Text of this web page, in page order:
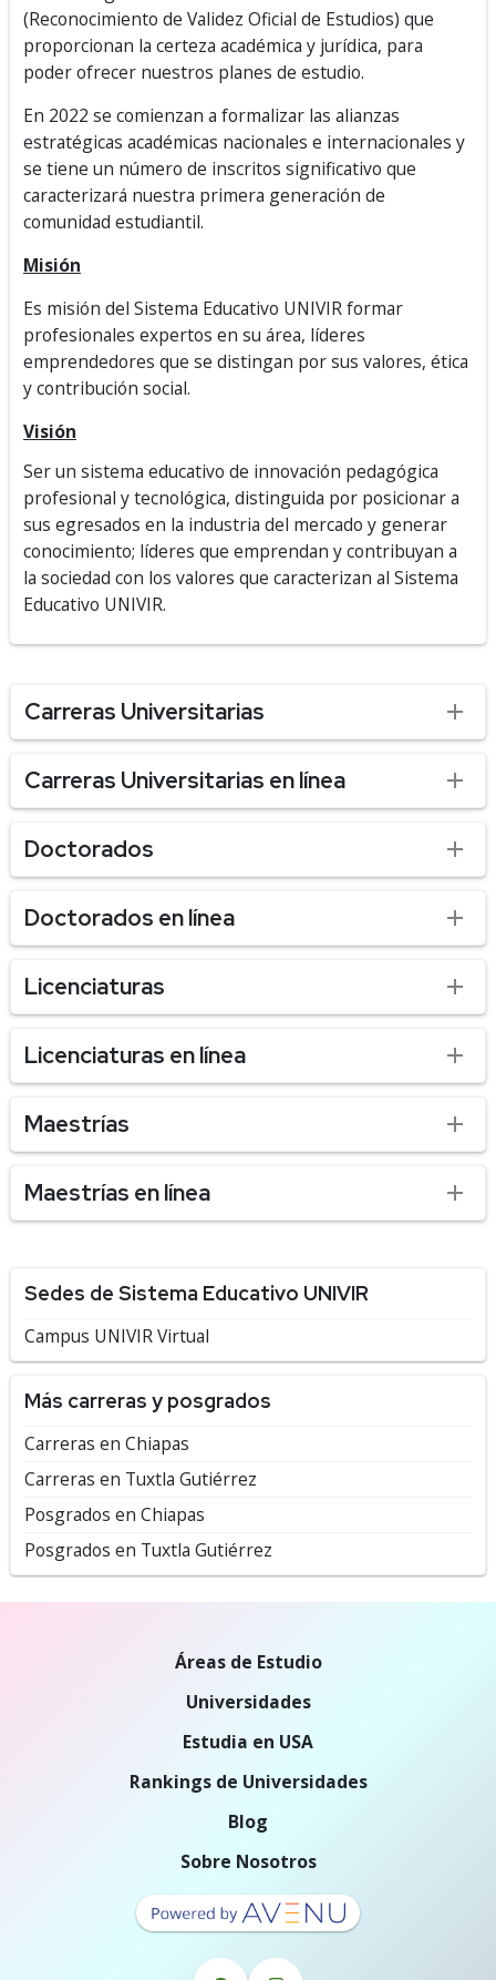
(Reconocimiento de Validez Oficial de Estudios) que
proporcionan la certeza académica y jurídica, para
poder ofrecer nuestros planes de estudio.
En 2022 se comienzan a formalizar las alianzas
estratégicas académicas nacionales e internacionales y
se tiene un número de inscritos significativo que
caracterizará nuestra primera generación de
comunidad estudiantil.
Misión
Es misión del Sistema Educativo UNIVIR formar
profesionales expertos en su área, líderes
emprendedores que se distingan por sus valores, ética
y contribución social.
Visión
Ser un sistema educativo de innovación pedagógica
profesional ytecnológica, distinguida por posicionar a
sus egresados en la industria del mercado y generar
conocimiento; líderes que emprendan y contribuyan a
la sociedad con los valores que caracterizan al Sistema
Educativo UNIVIR.
Carreras Universitarias
Carreras Universitarias en línea
Doctorados
Doctorados en línea
Licenciaturas
Licenciaturas en línea
Maestrías
Maestrías en línea
Sedes de Sistema Educativo UNIVIR
Campus UNIVIR Virtual
Más carreras y posgrados
Carreras en Chiapas
Carreras en Tuxtla Gutiérrez
Posgrados en Chiapas
Posgrados en Tuxtla Gutiérrez
Áreas de Estudio
Universidades
Estudia en USA
Rankings de Universidades
Blog
Sobre Nosotros